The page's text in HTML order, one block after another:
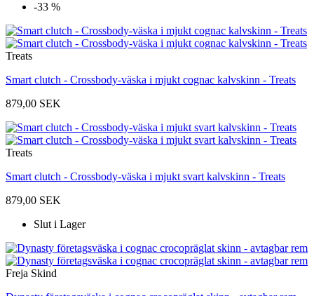
-33 %
Treats
Smart clutch - Crossbody-väska i mjukt cognac kalvskinn - Treats
879,00 SEK
Treats
Smart clutch - Crossbody-väska i mjukt svart kalvskinn - Treats
879,00 SEK
Slut i Lager
Freja Skind